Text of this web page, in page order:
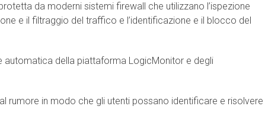
da moderni sistemi firewall che utilizzano l’ispezione
e il filtraggio del traffico e l’identificazione e il blocco del
automatica della piattaforma LogicMonitor e degli
rumore in modo che gli utenti possano identificare e risolvere